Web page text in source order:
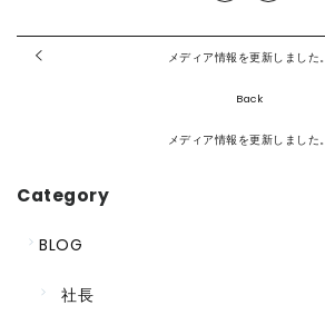
メディア情報を更新しました。
Back
メディア情報を更新しました。
Category
BLOG
社長